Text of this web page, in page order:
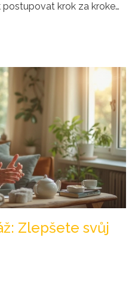
krok za krokem.
každý, kdo chce svému
Zlepšete svůj